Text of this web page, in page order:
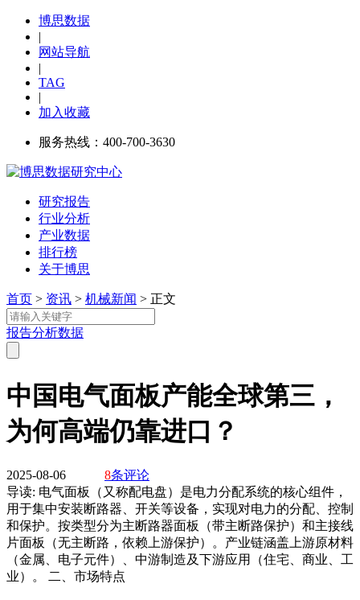
博思数据
|
网站导航
|
TAG
|
加入收藏
服务热线：400-700-3630
研究报告
行业分析
产业数据
排行榜
关于博思
首页 > 资讯 > 机械新闻 > 正文
报告分析数据
中国电气面板产能全球第三，
为何高端仍靠进口？
2025-08-06 8条评论
导读: 电气面板（又称配电盘）是电力分配系统的核心组件，
用于集中安装断路器、开关等设备，实现对电力的分配、控制
和保护。按类型分为主断路器面板（带主断路保护）和主接线
片面板（无主断路，依赖上游保护）。产业链涵盖上游原材料
（金属、电子元件）、中游制造及下游应用（住宅、商业、工
业）。 二、市场特点